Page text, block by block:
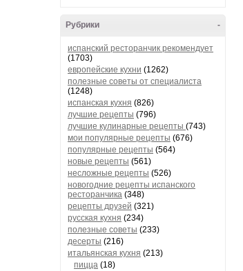
-
Рубрики
испанский ресторанчик рекомендует
(1703)
европейские кухни (1262)
полезные советы от специалиста
(1248)
испанская кухня (826)
лучшие рецепты (796)
лучшие кулинарные рецепты (743)
мои популярные рецепты (676)
популярные рецепты (564)
новые рецепты (561)
несложные рецепты (526)
новогодние рецепты испанского
ресторанчика (348)
рецепты друзей (321)
русская кухня (234)
полезные советы (233)
десерты (216)
итальянская кухня (213)
пицца (18)